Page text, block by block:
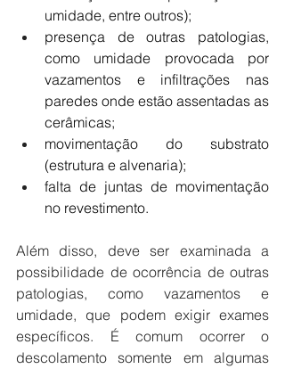
umidade, entre outros);
presença de outras patologias,
como umidade provocada por
vazamentos e infiltrações nas
paredes onde estão assentadas as
cerâmicas;
movimentação do substrato
(estrutura e alvenaria);
falta de juntas de movimentação
no revestimento.
Além disso, deve ser examinada a
possibilidade de ocorrência de outras
patologias, como vazamentos e
umidade, que podem exigir exames
específicos. É comum ocorrer o
descolamento somente em algumas